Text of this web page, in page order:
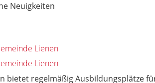
Neuigkeiten
Lienen
Lienen
bietet regelmäßig Ausbildungsplätze